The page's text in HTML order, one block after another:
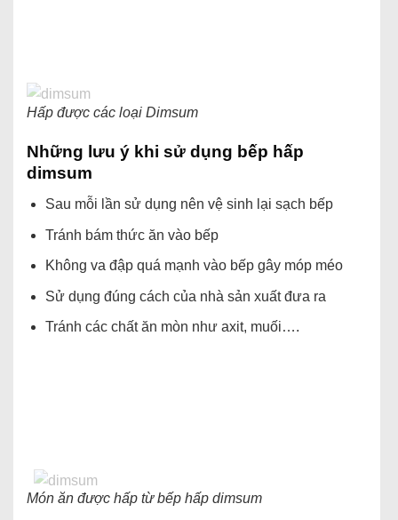
Hấp được các loại Dimsum
Những lưu ý khi sử dụng bếp hấp
dimsum
Sau mỗi lần sử dụng nên vệ sinh lại sạch bếp
Tránh bám thức ăn vào bếp
Không va đập quá mạnh vào bếp gây móp méo
Sử dụng đúng cách của nhà sản xuất đưa ra
Tránh các chất ăn mòn như axit, muối….
Món ăn được hấp từ bếp hấp dimsum